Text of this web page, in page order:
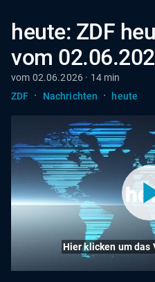
heute: ZDF
vom
vom 02.06.2026 · 14 min
ZDF · Nachrichten · heute
Hier klicken um das